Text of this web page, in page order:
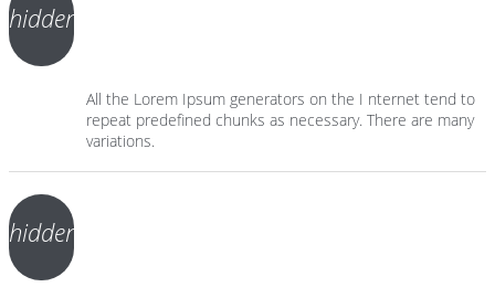
hidden
All the Lorem Ipsum generators on the I nternet tend to
repeat predefined chunks as necessary. There are many
variations.
hidden